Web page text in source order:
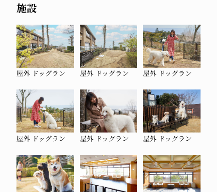
施設
屋外 ドッグラン 屋外 ドッグラン 屋外 ドッグラン
屋外 ドッグラン 屋外 ドッグラン 屋外 ドッグラン